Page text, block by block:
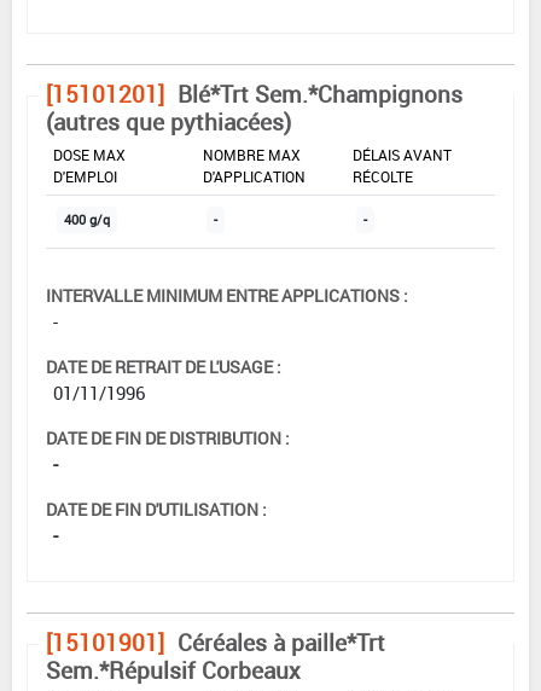
[15101201] Blé*Trt Sem.*Champignons
(autres que pythiacées)
DOSE MAX
D'EMPLOI
NOMBRE MAX
D'APPLICATION
DÉLAIS AVANT
RÉCOLTE
400 g/q - -
INTERVALLE MINIMUM ENTRE APPLICATIONS :
-
DATE DE RETRAIT DE L'USAGE :
01/11/1996
DATE DE FIN DE DISTRIBUTION :
-
DATE DE FIN D'UTILISATION :
-
[15101901] Céréales à paille*Trt
Sem.*Répulsif Corbeaux